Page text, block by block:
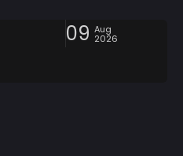
09 Aug
2026